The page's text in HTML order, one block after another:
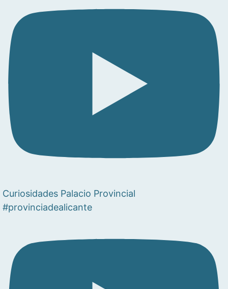
Curiosidades Palacio Provincial
#provinciadealicante